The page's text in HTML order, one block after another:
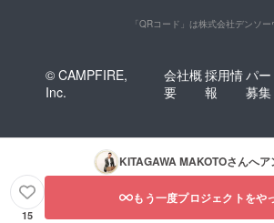
「QRコード」は株式会社デンソ
© CAMPFIRE,
Inc.
会社概
要
採用情
報
パ
募集
KITAGAWA MAKOTOさんへ
15
もう一度プロジェクトをや